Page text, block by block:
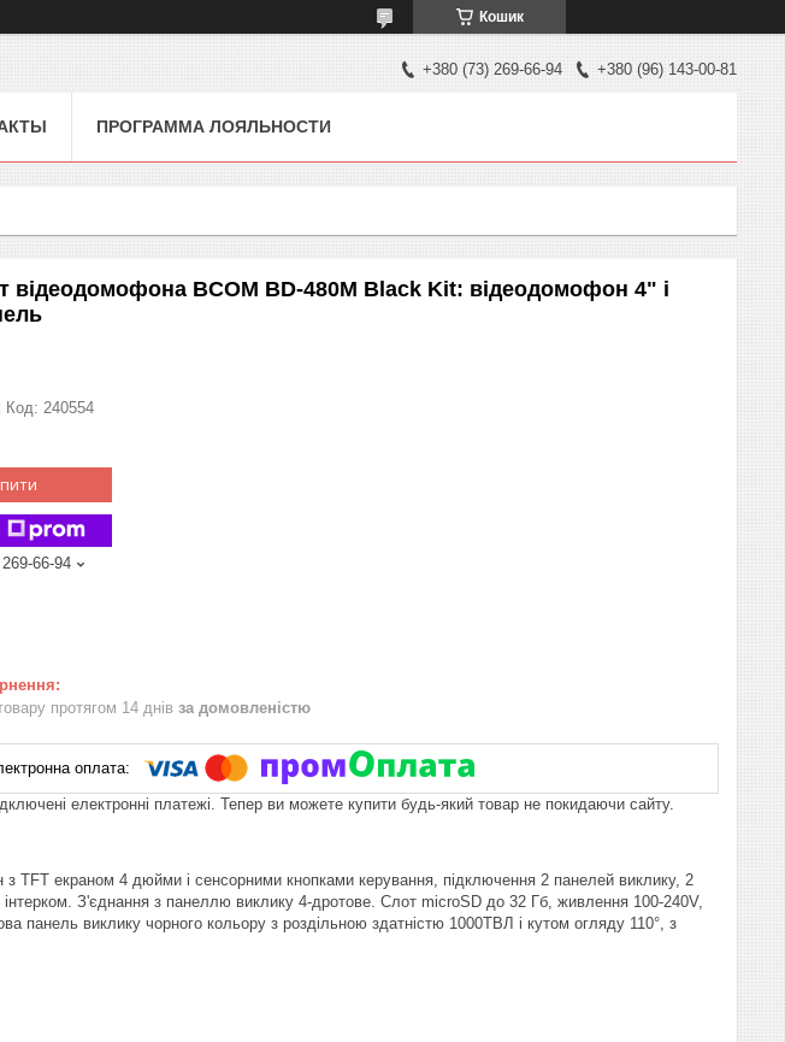
Кошик
+380 (73) 269-66-94 +380 (96) 143-00-81
ПРОГРАММА ЛОЯЛЬНОСТИ
відеодомофона BCOM BD-480M Black Kit: відеодомофон 4" і
Код: 240554
66-94
протягом 14 днів за домовленістю
електронні платежі. Тепер ви можете купити будь-який товар не покидаючи сайту.
TFT екраном 4 дюйми і сенсорними кнопками керування, підключення 2 панелей виклику, 2
інтерком. З'єднання з панеллю виклику 4-дротове. Слот microSD до 32 Гб, живлення 100-240V,
панель виклику чорного кольору з роздільною здатністю 1000ТВЛ і кутом огляду 110°, з